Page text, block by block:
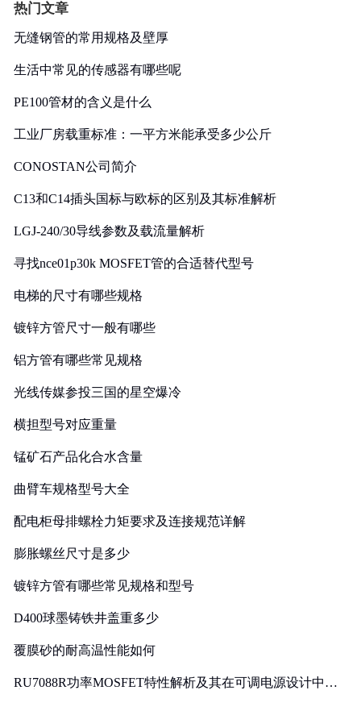
热门文章
无缝钢管的常用规格及壁厚
生活中常见的传感器有哪些呢
PE100管材的含义是什么
工业厂房载重标准：一平方米能承受多少公斤
CONOSTAN公司简介
C13和C14插头国标与欧标的区别及其标准解析
LGJ-240/30导线参数及载流量解析
寻找nce01p30k MOSFET管的合适替代型号
电梯的尺寸有哪些规格
镀锌方管尺寸一般有哪些
铝方管有哪些常见规格
光线传媒参投三国的星空爆冷
横担型号对应重量
锰矿石产品化合水含量
曲臂车规格型号大全
配电柜母排螺栓力矩要求及连接规范详解
膨胀螺丝尺寸是多少
镀锌方管有哪些常见规格和型号
D400球墨铸铁井盖重多少
覆膜砂的耐高温性能如何
RU7088R功率MOSFET特性解析及其在可调电源设计中的